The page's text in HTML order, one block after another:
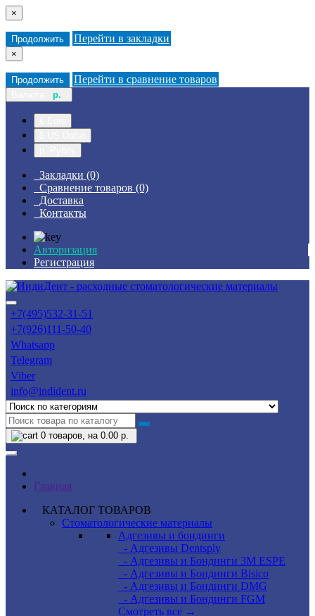
×
Продолжить Перейти в закладки
×
Продолжить Перейти в сравнение товаров
р.
Закладки (0)
Сравнение товаров (0)
Доставка
Контакты
Авторизация
Регистрация
+7(495)532-31-51
+7(926)111-50-40
Whatsapp
Telegram
Viber
info@indident.ru
0 товаров, на 0.00 р.
Главная
КАТАЛОГ ТОВАРОВ
Стоматологические материалы
Адгезивы и бондинги
- Адгезивы Dentsply
- Адгезивы и Бондинги 3M ESPE
- Адгезивы и Бондинги Bisico
- Адгезивы и Бондинги DMG
- Адгезивы и Бондинги FGM
Смотреть все →